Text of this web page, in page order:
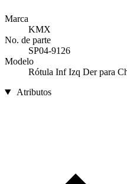
Marca
KMX
No. de parte
SP04-9126
Modelo
Rótula Inf Izq Der para
Atributos